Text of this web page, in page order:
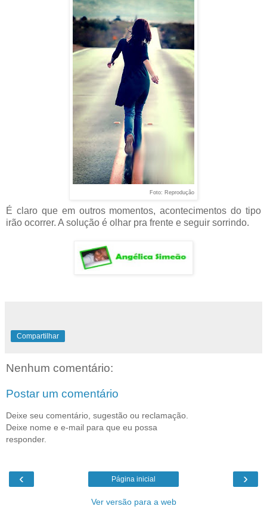
Foto: Reprodução
É claro que em outros momentos, acontecimentos do tipo
irão ocorrer. A solução é olhar pra frente e seguir sorrindo.
Compartilhar
Nenhum comentário:
Postar um comentário
Deixe seu comentário, sugestão ou reclamação.
Deixe nome e e-mail para que eu possa
responder.
‹ ›
Página inicial
Ver versão para a web